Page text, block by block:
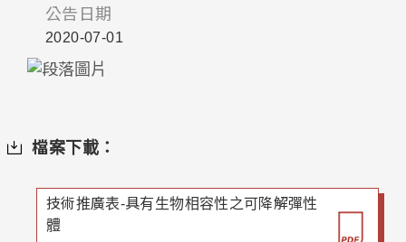
公告日期
2020-07-01
檔案下載：
技術推廣表-具有生物相容性之可降解彈性
體